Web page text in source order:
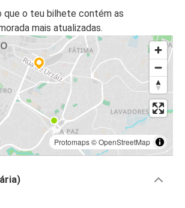
que o teu bilhete contém as
mais atualizadas.
Protomaps©OpenStreetMap